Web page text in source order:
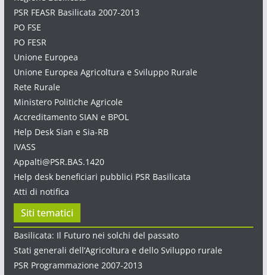
PSR FEASR Basilicata 2007-2013
PO FSE
PO FESR
Unione Europea
Unione Europea Agricoltura e Sviluppo Rurale
Rete Rurale
Ministero Politiche Agricole
Accreditamento SIAN e BPOL
Help Desk Sian e Sia-RB
IVASS
Appalti@PSR.BAS.1420
Help desk beneficiari pubblici PSR Basilicata
Atti di notifica
Siti tematici
Basilicata: Il Futuro nei solchi del passato
Stati generali dell’Agricoltura e dello Sviluppo rurale
PSR Programmazione 2007-2013